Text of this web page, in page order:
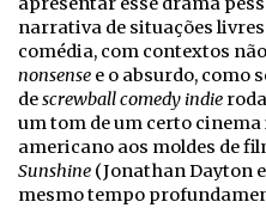
narrativa de situações
comédia, com contextos
nonsense e o absurdo, como
descrewball comedy indie
um tom de um certo
americano aos moldes de
Sunshine (Jonathan Dayton
mesmo tempo